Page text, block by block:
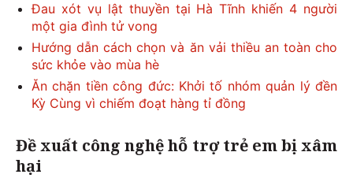
Đau xót vụ lật thuyền tại Hà Tĩnh khiến 4 người
một gia đình tử vong
Hướng dẫn cách chọn và ăn vải thiều an toàn cho
sức khỏe vào mùa hè
Ăn chặn tiền công đức: Khởi tố nhóm quản lý đền
Kỳ Cùng vì chiếm đoạt hàng tỉ đồng
Đề xuất công nghệ hỗ trợ trẻ em bị xâm
hại